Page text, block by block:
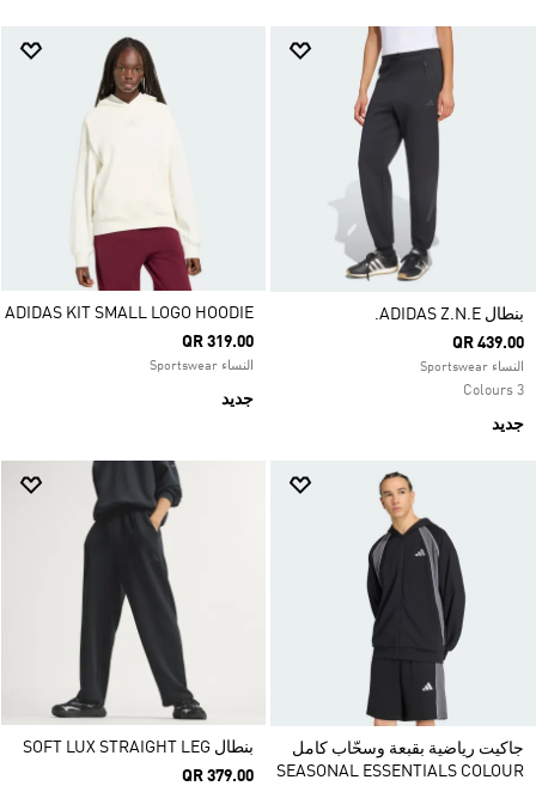
بنطال ADIDAS Z.N.E.
QR 439.00
النساء Sportswear
3 Colours
جديد
ADIDAS KIT SMALL LOGO HOODIE
QR 319.00
النساء Sportswear
جديد
جاكيت رياضية بقبعة وسحّاب كامل
SEASONAL ESSENTIALS COLOUR
بنطال SOFT LUX STRAIGHT LEG
QR 379.00